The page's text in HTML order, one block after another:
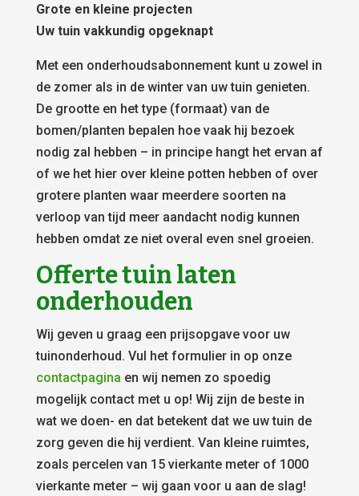
Grote en kleine projecten
Uw tuin vakkundig opgeknapt
Met een onderhoudsabonnement kunt u zowel in
de zomer als in de winter van uw tuin genieten.
De grootte en het type (formaat) van de
bomen/planten bepalen hoe vaak hij bezoek
nodig zal hebben – in principe hangt het ervan af
of we het hier over kleine potten hebben of over
grotere planten waar meerdere soorten na
verloop van tijd meer aandacht nodig kunnen
hebben omdat ze niet overal even snel groeien.
Offerte tuin laten
onderhouden
Wij geven u graag een prijsopgave voor uw
tuinonderhoud. Vul het formulier in op onze
contactpagina en wij nemen zo spoedig
mogelijk contact met u op! Wij zijn de beste in
wat we doen- en dat betekent dat we uw tuin de
zorg geven die hij verdient. Van kleine ruimtes,
zoals percelen van 15 vierkante meter of 1000
vierkante meter – wij gaan voor u aan de slag!